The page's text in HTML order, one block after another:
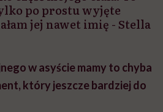
po prostu wyjęte
jej nawet imię - Stella
w asyście mamy to chyba
który jeszcze bardziej do